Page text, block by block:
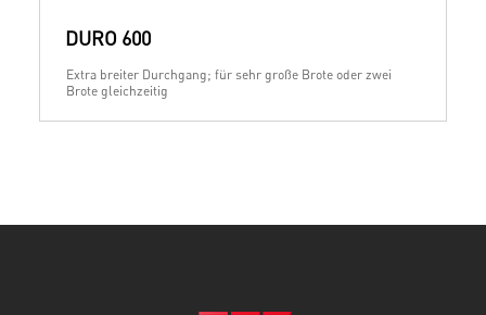
DURO 600
Extra breiter Durchgang; für sehr große Brote oder zwei
Brote gleichzeitig